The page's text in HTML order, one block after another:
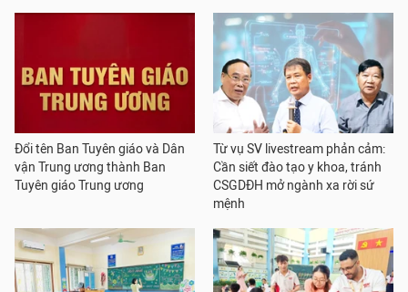
Đổi tên Ban Tuyên giáo và Dân
vận Trung ương thành Ban
Tuyên giáo Trung ương
Từ vụ SV livestream phản cảm:
Cần siết đào tạo y khoa, tránh
CSGDĐH mở ngành xa rời sứ
mệnh